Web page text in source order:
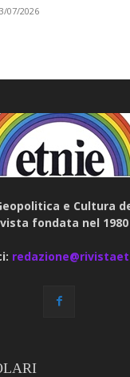
07/2026
e Cultura
fondata nel 1980